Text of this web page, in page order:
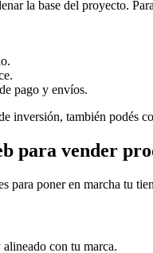
la base del proyecto.
pago y envíos.
inversión, también podés
para vender
para poner en marcha tu
con tu marca.